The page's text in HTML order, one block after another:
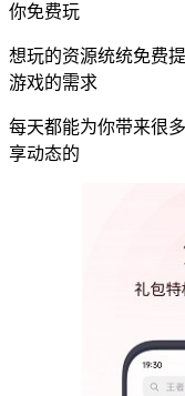
你免费玩
想玩的资源统统免费
游戏的需求
每天都能为你带来很
享动态的